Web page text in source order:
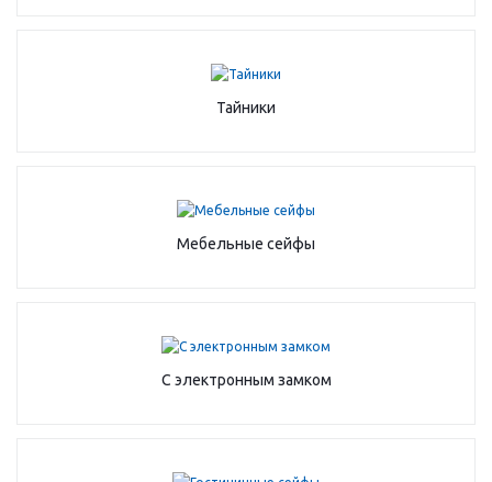
Тайники
Мебельные сейфы
С электронным замком